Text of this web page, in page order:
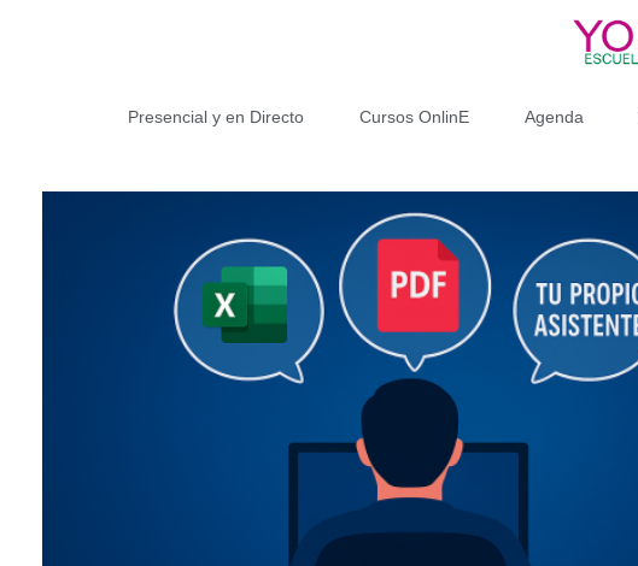
Presencial y en Directo Cursos OnlinE Agenda